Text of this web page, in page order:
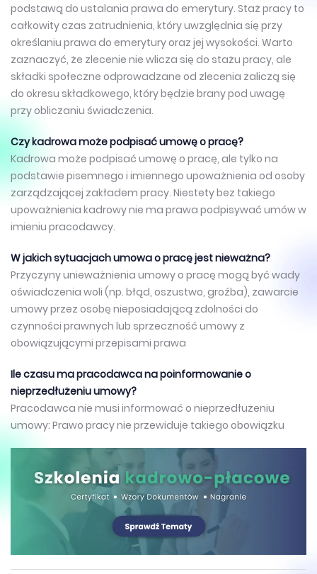
podstawą do ustalania prawa do emerytury. Staż pracy to
całkowity czas zatrudnienia, który uwzględnia się przy
określaniu prawa do emerytury oraz jej wysokości. Warto
zaznaczyć, że zlecenie nie wlicza się do stażu pracy, ale
składki społeczne odprowadzane od zlecenia zaliczą się
do okresu składkowego, który będzie brany pod uwagę
przy obliczaniu świadczenia.
Czy kadrowa może podpisać umowę o pracę?
Kadrowa może podpisać umowę o pracę, ale tylko na
podstawie pisemnego i imiennego upoważnienia od osoby
zarządzającej zakładem pracy. Niestety bez takiego
upoważnienia kadrowy nie ma prawa podpisywać umów w
imieniu pracodawcy.
W jakich sytuacjach umowa o pracę jest nieważna?
Przyczyny unieważnienia umowy o pracę mogą być wady
oświadczenia woli (np. błąd, oszustwo, groźba), zawarcie
umowy przez osobę nieposiadającą zdolności do
czynności prawnych lub sprzeczność umowy z
obowiązującymi przepisami prawa
Ile czasu ma pracodawca na poinformowanie o
nieprzedłużeniu umowy?
Pracodawca nie musi informować o nieprzedłużeniu
umowy: Prawo pracy nie przewiduje takiego obowiązku